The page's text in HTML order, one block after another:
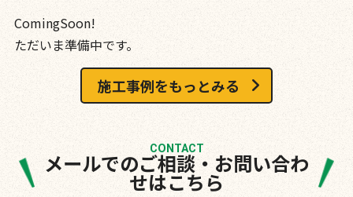
ComingSoon!
ただいま準備中です。
施工事例をもっとみる
メールでのご相談・お問い合わ
せはこちら
CONTACT